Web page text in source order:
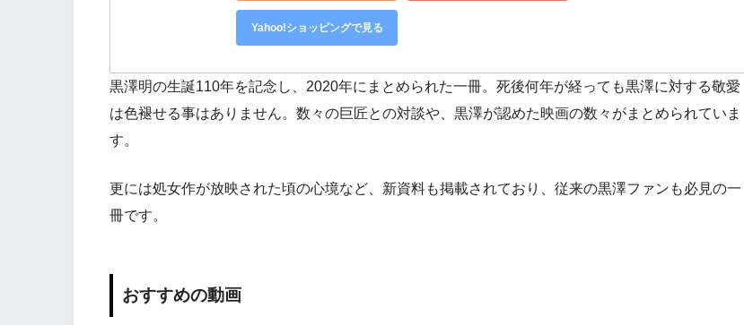
Yahoo!ショッピングで見る
黒澤明の生誕110年を記念し、2020年にまとめられた一冊。死後何年が経っても黒澤に対する敬愛
は色褪せる事はありません。数々の巨匠との対談や、黒澤が認めた映画の数々がまとめられていま
す。
更には処女作が放映された頃の心境など、新資料も掲載されており、従来の黒澤ファンも必見の一
冊です。
おすすめの動画